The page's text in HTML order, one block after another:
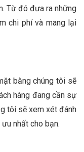
Từ đó đưa ra những
chi phí và mang lại
bằng chúng tôi sẽ
hàng đang cần sự
tôi sẽ xem xét đánh
nhất cho bạn.